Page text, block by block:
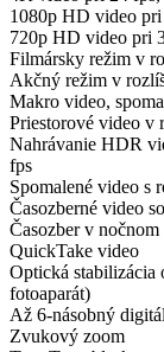
1080p HD video
720p HD video pri
Filmársky režim v
Akčný režim v
Makro video,
Priestorové video v
Nahrávanie HDR
fps
Spomalené video s
Časozberné video
Časozber v nočnom
QuickTake video
Optická stabilizácia
fotoaparát)
Až 6-násobný
Zvukový zoom